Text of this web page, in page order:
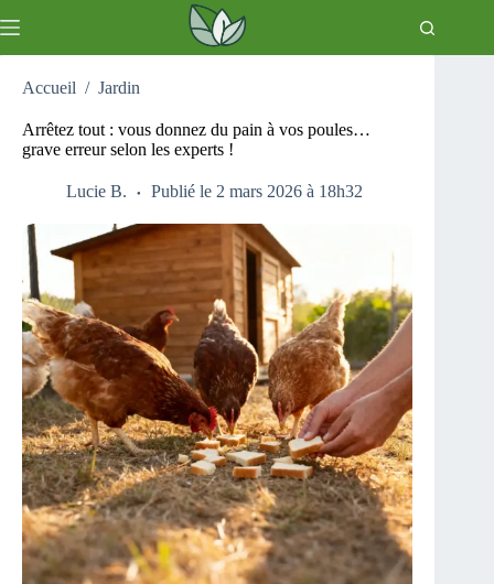
au
Accueil / Jardin
Arrêtez tout : vous donnez du pain à vos poules…
grave erreur selon les experts !
Lucie B. Publié le 2 mars 2026 à 18h32